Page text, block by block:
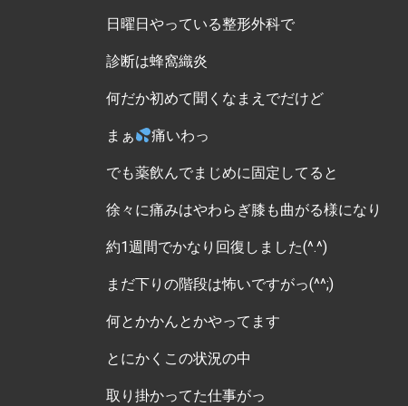
日曜日やっている整形外科で
診断は蜂窩織炎
何だか初めて聞くなまえでだけど
まぁ 痛いわっ
でも薬飲んでまじめに固定してると
徐々に痛みはやわらぎ膝も曲がる様になり
約1週間でかなり回復しました(^.^)
まだ下りの階段は怖いですがっ(^^;)
何とかかんとかやってます
とにかくこの状況の中
取り掛かってた仕事がっ